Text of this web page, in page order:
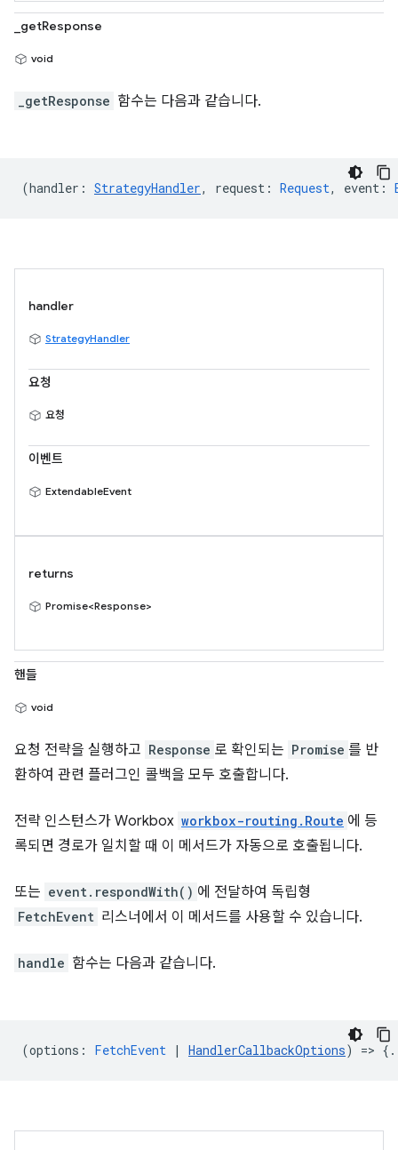
_getResponse
void
_getResponse 함수는 다음과 같습니다.
(handler : StrategyHandler, request : Request, event :
handler
StrategyHandler
요청
요청
이벤트
ExtendableEvent
returns
Promise<Response>
핸들
void
요청 전략을 실행하고 Response 로 확인되는 Promise 를 반
환하여 관련 플러그인 콜백을 모두 호출합니다.
전략 인스턴스가 Workbox workbox-routing.Route 에 등
록되면 경로가 일치할 때 이 메서드가 자동으로 호출됩니다.
또는 event.respondWith() 에 전달하여 독립형
FetchEvent 리스너에서 이 메서드를 사용할 수 있습니다.
handle 함수는 다음과 같습니다.
(options : FetchEvent | HandlerCallbackOptions) =>